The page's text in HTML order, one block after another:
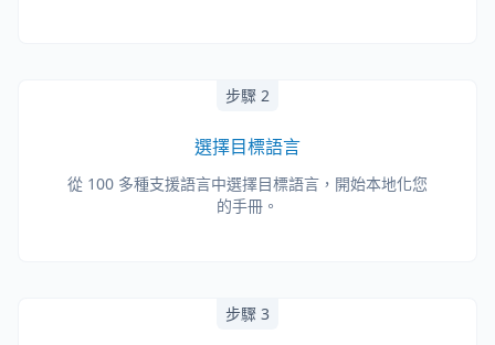
步驟 2
選擇目標語言
從 100 多種支援語言中選擇目標語言，開始本地化您
的手冊。
步驟 3